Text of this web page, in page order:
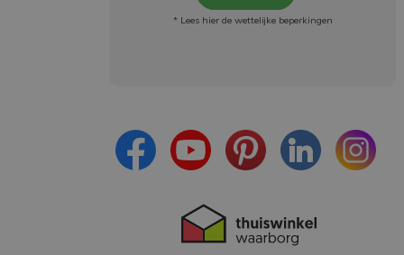
* Lees hier de wettelijke beperkingen